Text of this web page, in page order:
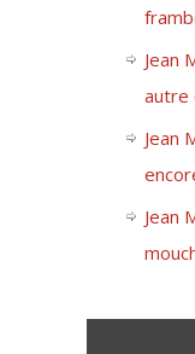
Jean
autre
Jean
Jean